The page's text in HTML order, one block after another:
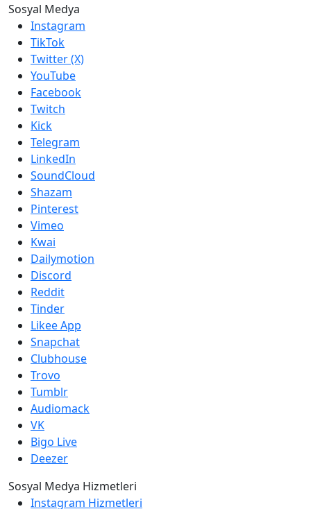
Sosyal Medya
Instagram
TikTok
Twitter (X)
YouTube
Facebook
Twitch
Kick
Telegram
LinkedIn
SoundCloud
Shazam
Pinterest
Vimeo
Kwai
Dailymotion
Discord
Reddit
Tinder
Likee App
Snapchat
Clubhouse
Trovo
Tumblr
Audiomack
VK
Bigo Live
Deezer
Sosyal Medya Hizmetleri
Instagram Hizmetleri